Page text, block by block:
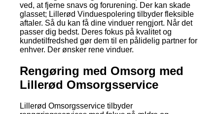
ved, at fjerne snavs og forurening. Der kan skade
glasset; Lillerød Vinduespolering tilbyder fleksible
aftaler. Så du kan få dine vinduer rengjort. Når det
passer dig bedst. Deres fokus på kvalitet og
kundetilfredshed gør dem til en pålidelig partner for
enhver. Der ønsker rene vinduer.
Rengøring med Omsorg med
Lillerød Omsorgsservice
Lillerød Omsorgsservice tilbyder